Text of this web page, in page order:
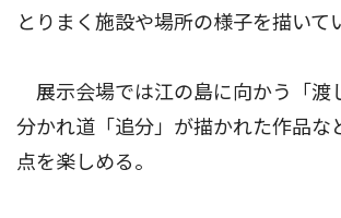
とりまく施設や場所の様子を描いて
展示会場では江の島に向かう「渡
分かれ道「追分」が描かれた作品な
点を楽しめる。